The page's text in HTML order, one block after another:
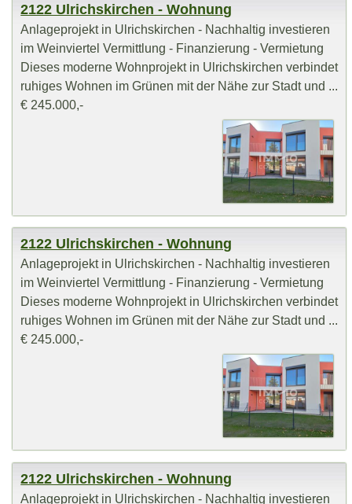
2122 Ulrichskirchen - Wohnung
Anlageprojekt in Ulrichskirchen - Nachhaltig investieren
im Weinviertel Vermittlung - Finanzierung - Vermietung
Dieses moderne Wohnprojekt in Ulrichskirchen verbindet
ruhiges Wohnen im Grünen mit der Nähe zur Stadt und ...
€ 245.000,-
2122 Ulrichskirchen - Wohnung
Anlageprojekt in Ulrichskirchen - Nachhaltig investieren
im Weinviertel Vermittlung - Finanzierung - Vermietung
Dieses moderne Wohnprojekt in Ulrichskirchen verbindet
ruhiges Wohnen im Grünen mit der Nähe zur Stadt und ...
€ 245.000,-
2122 Ulrichskirchen - Wohnung
Anlageprojekt in Ulrichskirchen - Nachhaltig investieren